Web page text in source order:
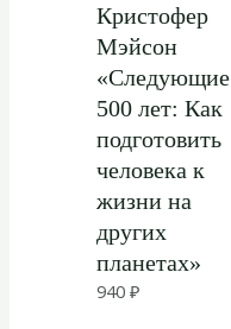
Кристофер
Мэйсон
«Следующие
500 лет: Как
подготовить
человека к
жизни на
других
планетах»
940 ₽